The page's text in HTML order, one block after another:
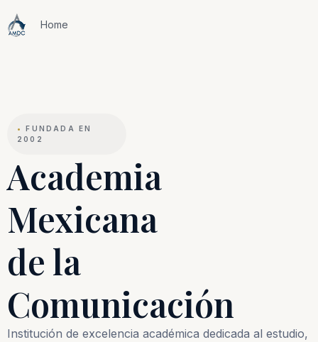
Home
•
FUNDADA EN
2002
Academia
Mexicana
de la
Comunicación
Institución de excelencia académica dedicada al estudio,